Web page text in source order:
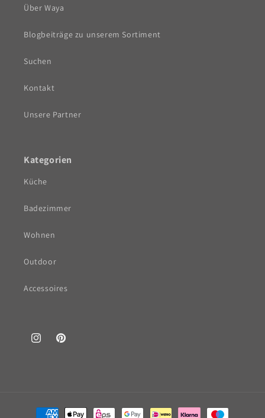
Über Waya
Blogbeiträge zu unserem Sortiment
Suchen
Kontakt
Unsere Partner
Kategorien
Küche
Badezimmer
Wohnen
Outdoor
Accessoires
InstagramPinterest
Zahlungsmethoden